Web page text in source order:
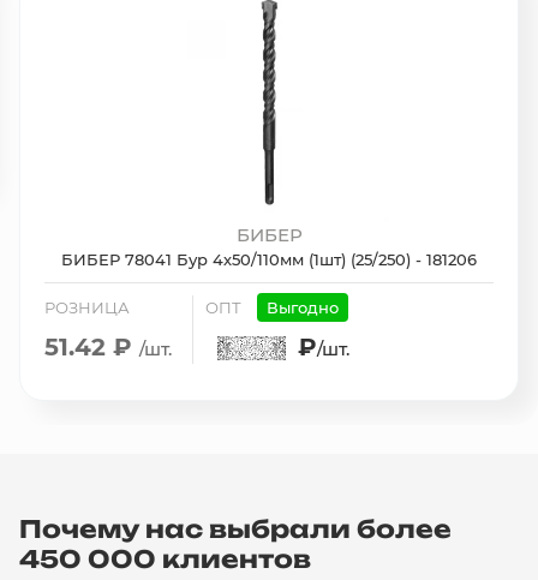
БИБЕР
БИБЕР 78041 Бур 4х50/110мм (1шт) (25/250) - 181206
РОЗНИЦА
51.42 ₽ /шт.
ОПТ Выгодно
₽/шт.
Почему нас выбрали более
450 000 клиентов